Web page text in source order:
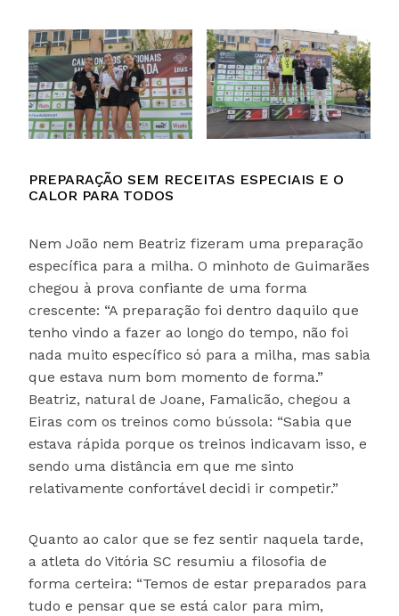
PREPARAÇÃO SEM RECEITAS ESPECIAIS E O
CALOR PARA TODOS
Nem João nem Beatriz fizeram uma preparação
específica para a milha. O minhoto de Guimarães
chegou à prova confiante de uma forma
crescente: “A preparação foi dentro daquilo que
tenho vindo a fazer ao longo do tempo, não foi
nada muito específico só para a milha, mas sabia
que estava num bom momento de forma.”
Beatriz, natural de Joane, Famalicão, chegou a
Eiras com os treinos como bússola: “Sabia que
estava rápida porque os treinos indicavam isso, e
sendo uma distância em que me sinto
relativamente confortável decidi ir competir.”
Quanto ao calor que se fez sentir naquela tarde,
a atleta do Vitória SC resumiu a filosofia de
forma certeira: “Temos de estar preparados para
tudo e pensar que se está calor para mim,